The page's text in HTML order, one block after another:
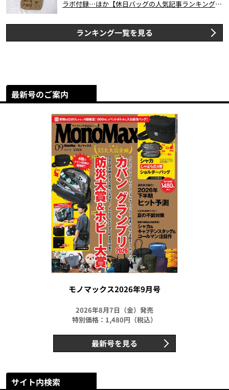
ラボ付録…ほか【休日バッグの人気記事ランキングベ
ランキング一覧を見る
最新号のご案内
モノマックス2026年9月号
2026年8月7日（金）発売
特別価格：1,480円（税込）
最新号を見る
サイト内検索